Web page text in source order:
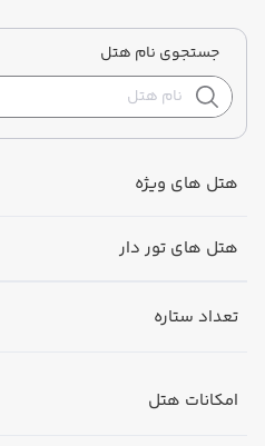
جستجوی نام هتل
هتل های ویژه
هتل های تور دار
تعداد ستاره
امکانات هتل